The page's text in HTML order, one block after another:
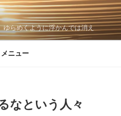
らめくように浮かんでは消え
メニュー
なという人々